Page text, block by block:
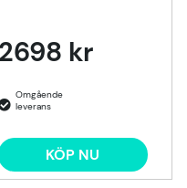
2698 kr
KÖP NU